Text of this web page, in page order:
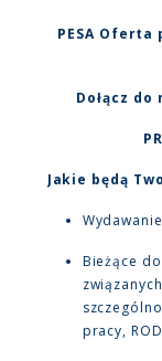
PESA
Dołącz
Jakie będą
Bieżące
pracy,